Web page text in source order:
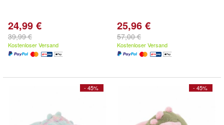
24,99 €
39,99 €
Kostenloser Versand
25,96 €
57,00 €
Kostenloser Versand
- 45% - 45%